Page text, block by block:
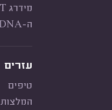
מידרג TRUST
ה-DNA של מידרג
עזרים
טיפים
המלצות